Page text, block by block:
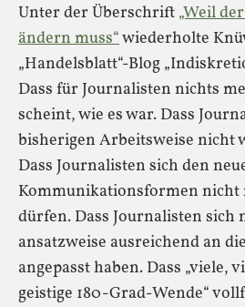
Unter der Überschrift „Weil
ändern muss“wiederholte
„Handelsblatt“-Blog
Dass für Journalisten nichts
scheint, wie es war. Dass
bisherigen Arbeitsweise nicht
Dass Journalisten sich den
Kommunikationsformen nicht
dürfen. Dass Journalisten sich
ansatzweise ausreichend an
angepasst haben. Dass „viele,
geistige 180-Grad-Wende“